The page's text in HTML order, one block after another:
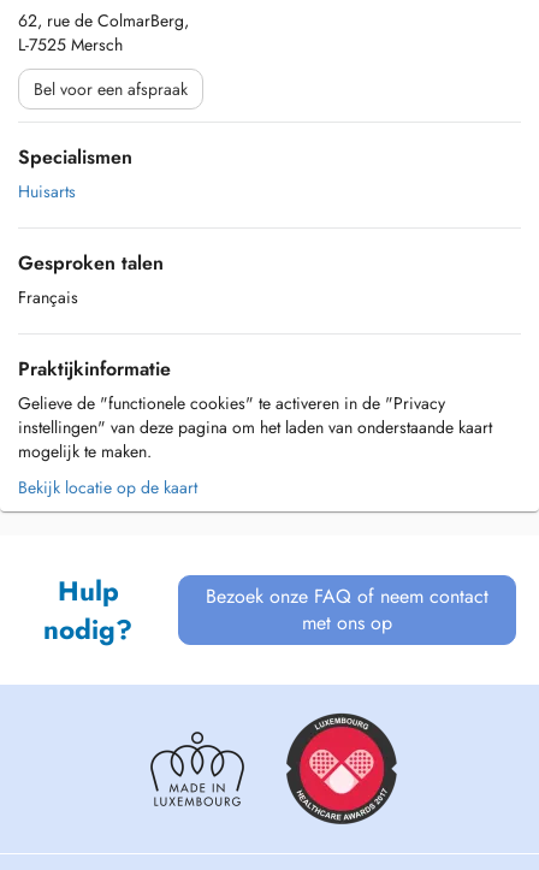
62, rue de ColmarBerg,
L-7525 Mersch
Bel voor een afspraak
Specialismen
Huisarts
Gesproken talen
Français
Praktijkinformatie
Gelieve de "functionele cookies" te activeren in de "Privacy
instellingen" van deze pagina om het laden van onderstaande kaart
mogelijk te maken.
Bekijk locatie op de kaart
Hulp
nodig?
Bezoek onze FAQ of neem contact
met ons op